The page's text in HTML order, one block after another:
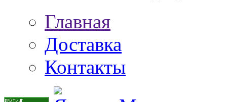
Главная
Доставка
Контакты